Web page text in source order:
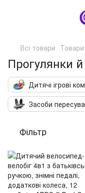
Всі товари
Прогулянки
Дитячі ігрові
Засоби
Фільтр